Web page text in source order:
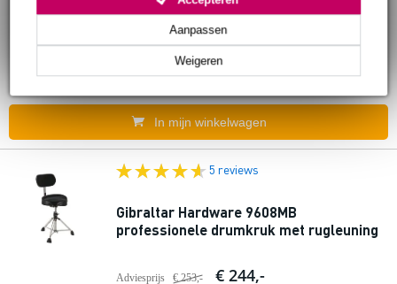
Weigeren
Aanpassen
Braced Super Foot Drumkruk
€ 274,- € 230,-
In mijn winkelwagen
5 reviews
Gibraltar Hardware 9608MB
professionele drumkruk met rugleuning
Adviesprijs € 253,- € 244,-